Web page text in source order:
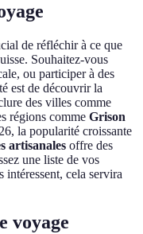
de réfléchir à ce que
Souhaitez-vous
ou participer à des
est de découvrir la
des villes comme
régions comme Grison
la popularité croissante
artisanales offre des
une liste de vos
intéressent, cela servira
voyage